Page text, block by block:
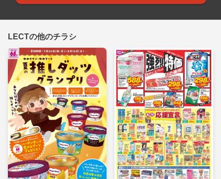
LECTの他のチラシ